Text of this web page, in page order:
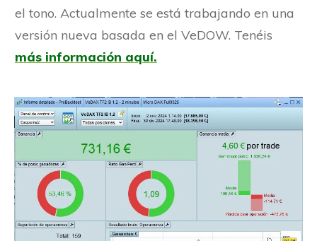
el tono. Actualmente se está trabajando en una
versión nueva basada en el VeDOW. Tenéis
más información aquí.